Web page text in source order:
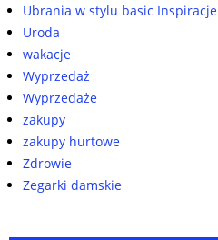
Ubrania w stylu basic Inspiracje
Uroda
wakacje
Wyprzedaż
Wyprzedaże
zakupy
zakupy hurtowe
Zdrowie
Zegarki damskie